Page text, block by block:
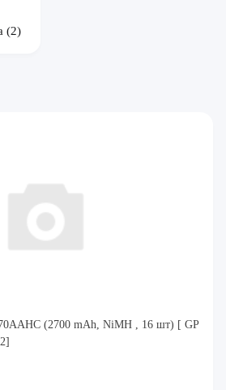
(2)
(2700 mAh, NiMH , 16 шт) [ GP